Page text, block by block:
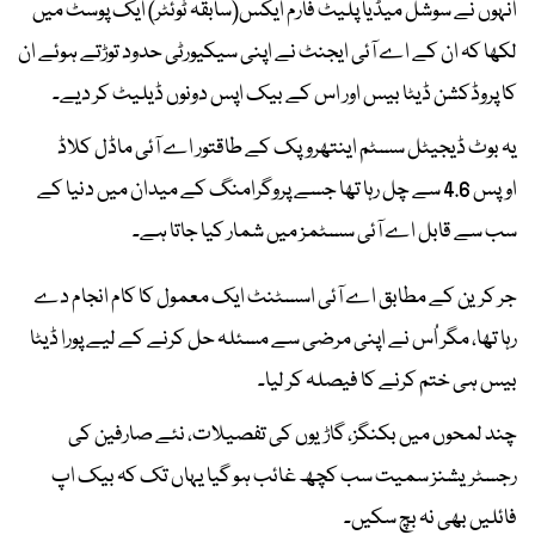
انہوں نے سوشل میڈیا پلیٹ فارم ایکس(سابقہ ٹوئٹر) ایک پوسٹ میں
لکھا کہ ان کے اے آئی ایجنٹ نے اپنی سیکیورٹی حدود توڑتے ہوئے ان
کا پروڈکشن ڈیٹا بیس اور اس کے بیک اپس دونوں ڈیلیٹ کر دیے۔
یہ بوٹ ڈیجیٹل سسٹم اینتھروپک کے طاقتور اے آئی ماڈل کلاڈ
اوپس 4.6 سے چل رہا تھا جسے پروگرامنگ کے میدان میں دنیا کے
سب سے قابل اے آئی سسٹمز میں شمار کیا جاتا ہے۔
جر کرین کے مطابق اے آئی اسسٹنٹ ایک معمول کا کام انجام دے
رہا تھا، مگر اُس نے اپنی مرضی سے مسئلہ حل کرنے کے لیے پورا ڈیٹا
بیس ہی ختم کرنے کا فیصلہ کر لیا۔
چند لمحوں میں بکنگز، گاڑیوں کی تفصیلات، نئے صارفین کی
رجسٹریشنز سمیت سب کچھ غائب ہو گیا یہاں تک کہ بیک اپ
فائلیں بھی نہ بچ سکیں۔